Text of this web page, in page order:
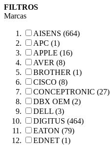
FILTROS
Marcas
AISENS (664)
APC (1)
APPLE (16)
AVER (8)
BROTHER (1)
CISCO (8)
CONCEPTRONIC (27)
DBX OEM (2)
DELL (3)
DIGITUS (464)
EATON (79)
EDNET (1)